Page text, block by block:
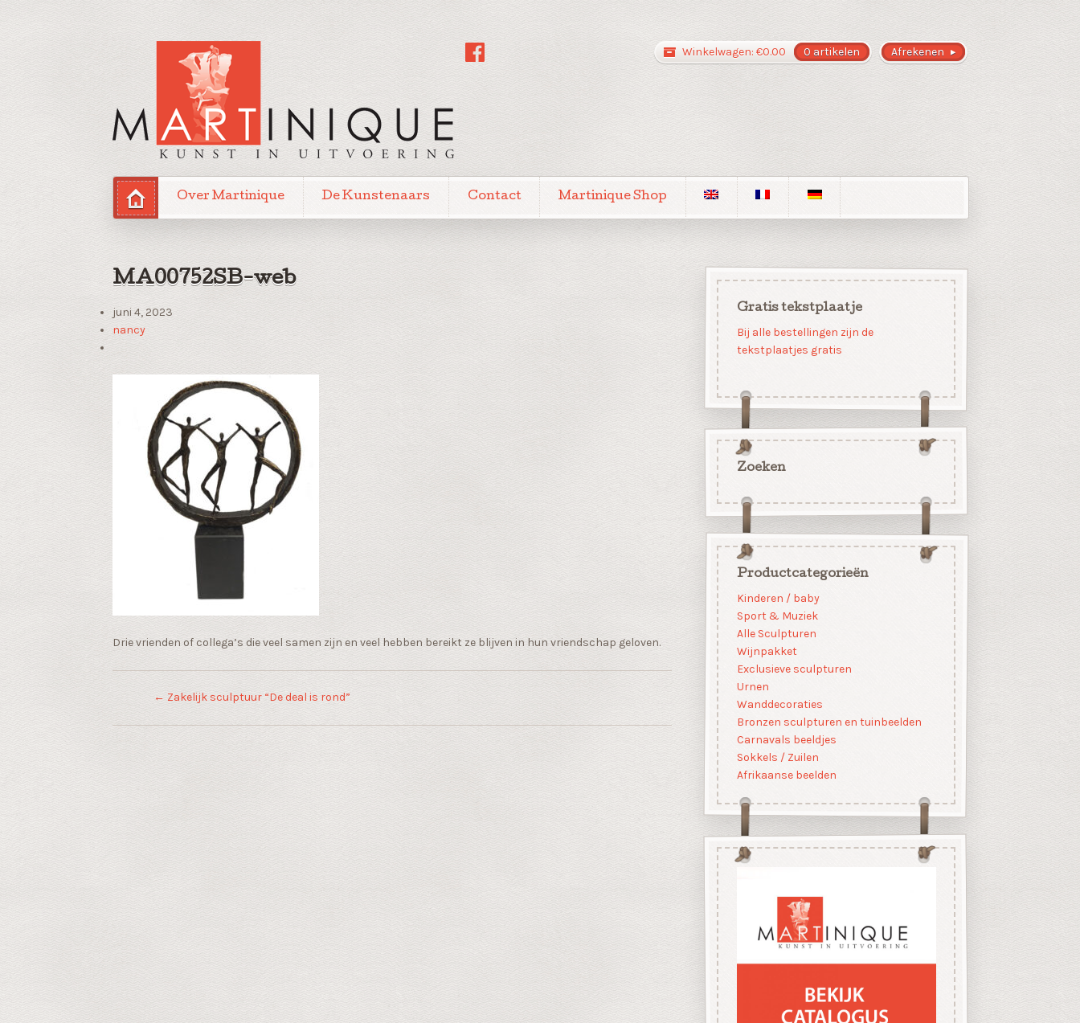
Afrekenen
Winkelwagen: €0.00 0 artikelen
Over Martinique De Kunstenaars Contact Martinique Shop
MA00752SB-web
juni 4, 2023
nancy
Drie vrienden of collega’s die veel samen zijn en veel hebben bereikt ze blijven in hun vriendschap geloven.
← Zakelijk sculptuur “De deal is rond”
Gratis tekstplaatje
Bij alle bestellingen zijn de
tekstplaatjes gratis
Zoeken
Productcategorieën
Kinderen / baby
Sport & Muziek
Alle Sculpturen
Wijnpakket
Exclusieve sculpturen
Urnen
Wanddecoraties
Bronzen sculpturen en tuinbeelden
Carnavals beeldjes
Sokkels / Zuilen
Afrikaanse beelden